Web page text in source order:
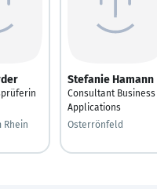
Rhein
Stefanie Hamann
Consultant Business
Applications
Osterrönfeld